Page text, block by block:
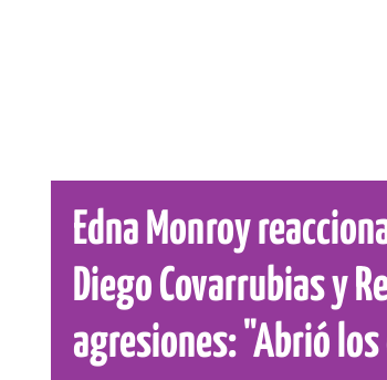
Edna Monroy
Diego Covarrubias y
agresiones: "Abrió